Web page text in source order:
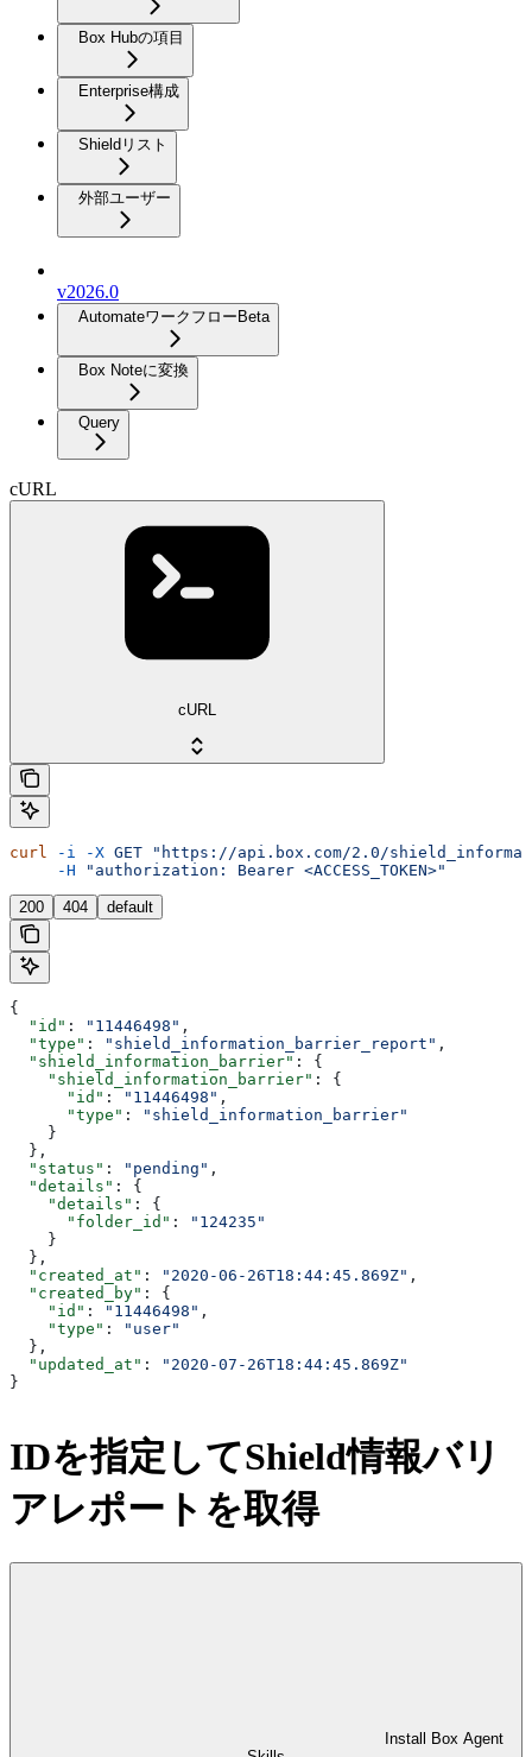
Box Hubの項目
Enterprise構成
Shieldリスト
外部ユーザー
v2026.0
Automateワークフロー Beta
Box Noteに変換
Query
cURL
cURL
curl -i -X GET "https://api.box.com/2.0/
     -H
"authorization: Bearer <ACCESS_TOKEN>"
200 404 default
{
  "id"
: "11446498" ,
  "type"
: "shield_information_barrier_report" ,
  "shield_information_barrier"
: {
    "shield_information_barrier"
: {
      "id"
: "11446498" ,
      "type"
:
"shield_information_barrier"
    }
  },
  "status"
: "pending" ,
  "details"
: {
    "details"
: {
      "folder_id"
:
"124235"
    }
  },
  "created_at"
: "2020-06-26T18:44:45.869Z" ,
  "created_by"
: {
    "id"
: "11446498" ,
    "type"
:
"user"
  },
  "updated_at"
:
"2020-07-26T18:44:45.869Z"
}
IDを指定してShield情報バリ
アレポートを取得
Install Box Agent